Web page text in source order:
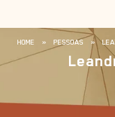
HOME » PESSOAS »